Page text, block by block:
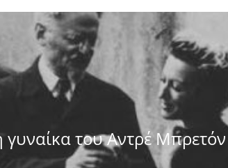
του Αντρέ Μπρετόν